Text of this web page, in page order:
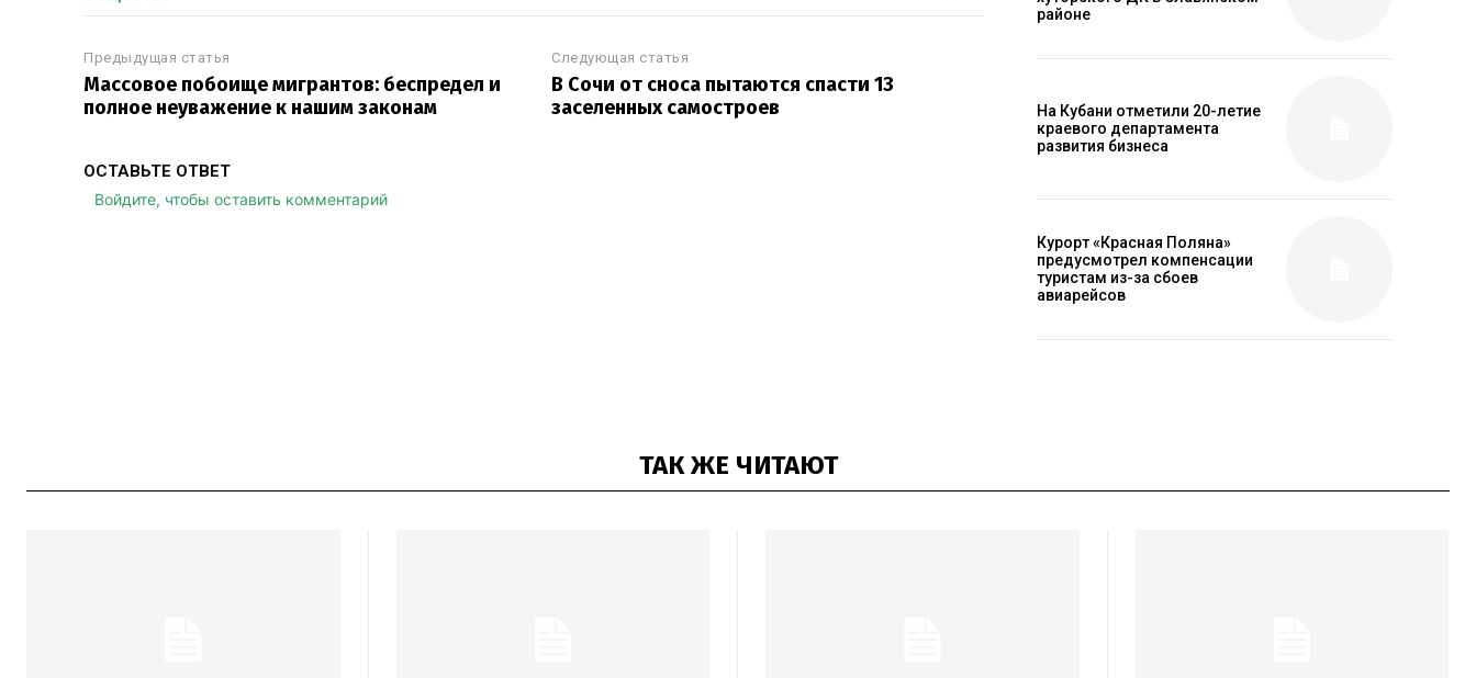
Предыдущая статья
Массовое побоище мигрантов: беспредел и
полное неуважение к нашим законам
Следующая статья
В Сочи от сноса пытаются спасти 13
заселенных самостроев
ОСТАВЬТЕ ОТВЕТ
Войдите, чтобы оставить комментарий
районе
На Кубани отметили 20-летие
краевого департамента
развития бизнеса
Курорт «Красная Поляна»
предусмотрел компенсации
туристам из-за сбоев
авиарейсов
ТАК ЖЕ ЧИТАЮТ